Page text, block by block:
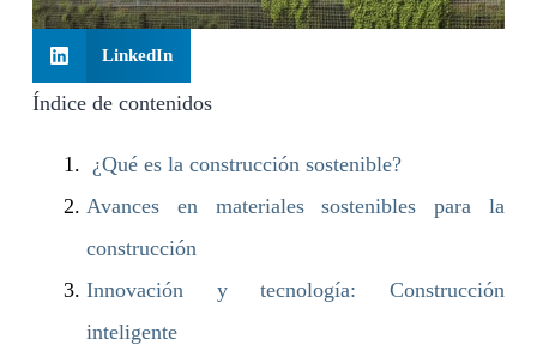
LinkedIn
Índice de contenidos
¿Qué es la construcción sostenible?
Avances en materiales sostenibles para la
construcción
Innovación y tecnología: Construcción
inteligente